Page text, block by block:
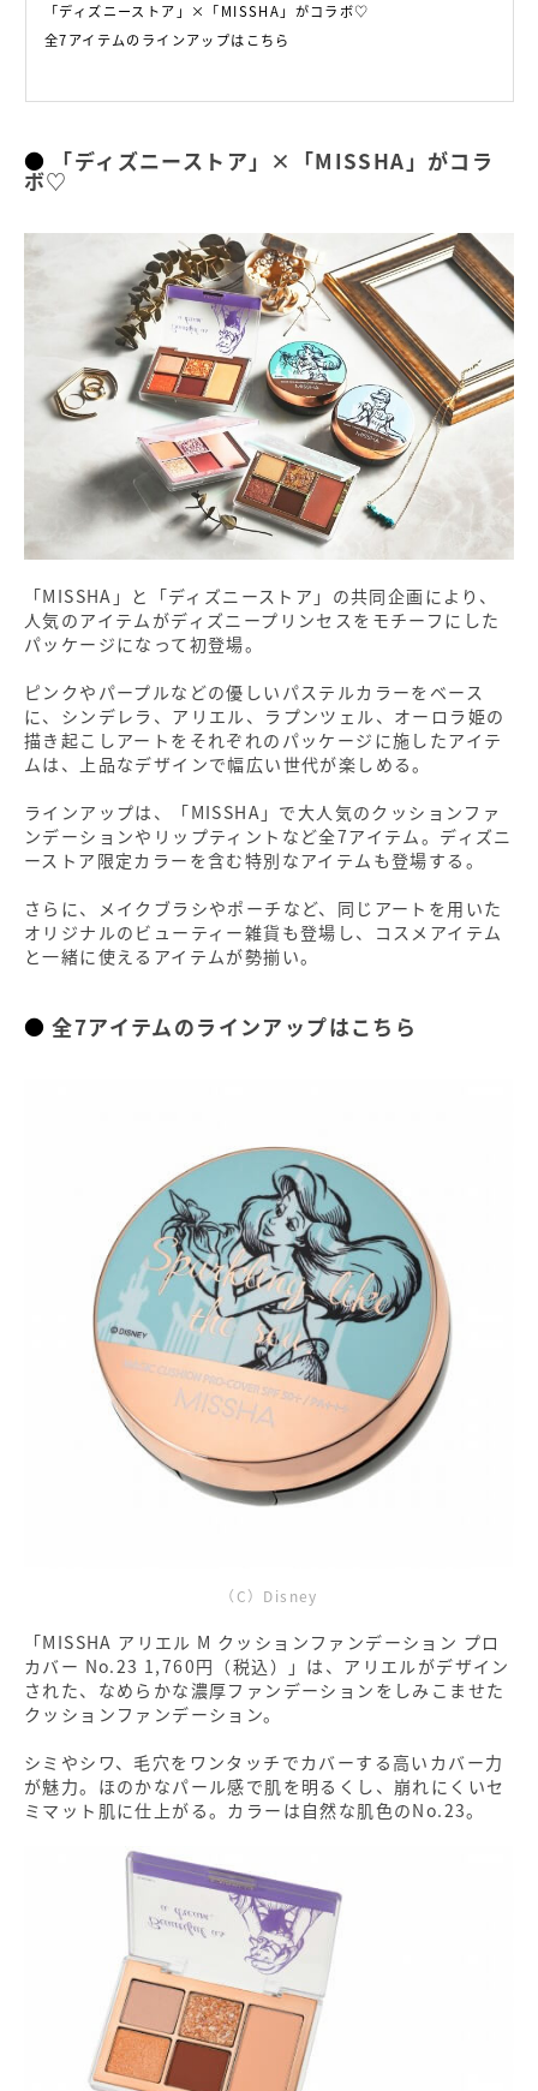
「ディズニーストア」×「MISSHA」がコラボ♡
全7アイテムのラインアップはこちら
「ディズニーストア」×「MISSHA」がコラ
ボ♡
「MISSHA」と「ディズニーストア」の共同企画により、
人気のアイテムがディズニープリンセスをモチーフにした
パッケージになって初登場。
ピンクやパープルなどの優しいパステルカラーをベース
に、シンデレラ、アリエル、ラプンツェル、オーロラ姫の
描き起こしアートをそれぞれのパッケージに施したアイテ
ムは、上品なデザインで幅広い世代が楽しめる。
ラインアップは、「MISSHA」で大人気のクッションファ
ンデーションやリップティントなど全7アイテム。ディズニ
ーストア限定カラーを含む特別なアイテムも登場する。
さらに、メイクブラシやポーチなど、同じアートを用いた
オリジナルのビューティー雑貨も登場し、コスメアイテム
と一緒に使えるアイテムが勢揃い。
全7アイテムのラインアップはこちら
（C）Disney
「MISSHA アリエル M クッションファンデーション プロ
カバー No.23 1,760円（税込）」は、アリエルがデザイン
された、なめらかな濃厚ファンデーションをしみこませた
クッションファンデーション。
シミやシワ、毛穴をワンタッチでカバーする高いカバー力
が魅力。ほのかなパール感で肌を明るくし、崩れにくいセ
ミマット肌に仕上がる。カラーは自然な肌色のNo.23。